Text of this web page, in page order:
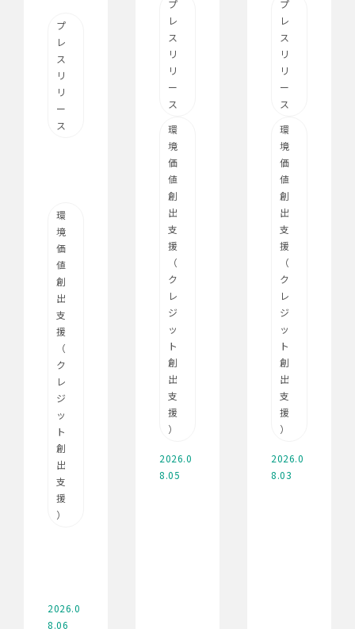
プ
レ
ス
リ
リ
ー
ス
環
境
価
値
創
出
支
援
（
ク
レ
ジ
ッ
ト
創
出
支
援
）
2026.0
8.06
プ
レ
ス
リ
リ
ー
ス
環
境
価
値
創
出
支
援
（
ク
レ
ジ
ッ
ト
創
出
支
援
）
2026.0
8.05
プ
レ
ス
リ
リ
ー
ス
環
境
価
値
創
出
支
援
（
ク
レ
ジ
ッ
ト
創
出
支
援
）
2026.0
8.03